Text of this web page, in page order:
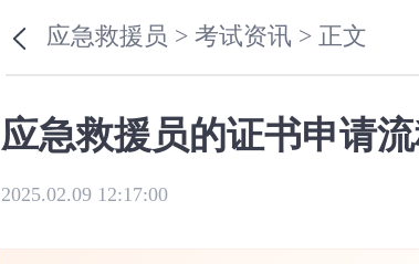
应急救援员 >考试资讯 > 正文
应急救援员的证书申请
2025.02.09 12:17:00